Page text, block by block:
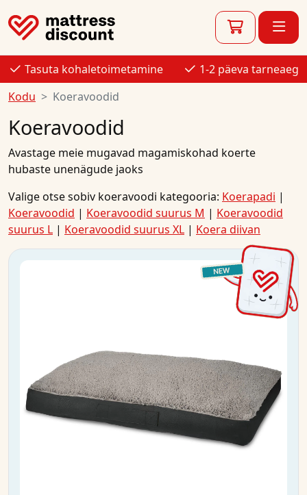
Tasuta kohaletoimetamine
1-2 päeva tarneaeg
Kodu
Koeravoodid
Koeravoodid
Avastage meie mugavad magamiskohad koerte
hubaste unenägude jaoks
Valige otse sobiv koeravoodi kategooria: Koerapadi |
Koeravoodid | Koeravoodid suurus M | Koeravoodid
suurus L | Koeravoodid suurus XL | Koera diivan